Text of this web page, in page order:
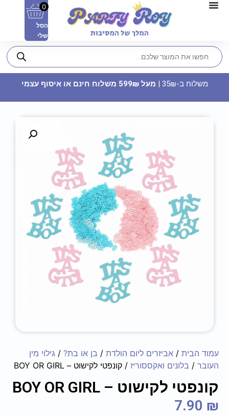
חד קרן למילוי
11.90
0
הסל
שלי
משלוח ב-35₪ | מעל 599₪ משלוח חינם או איסוף עצמי
עמוד הבית / אביזרים ליום הולדת / בן או בת? / גילוי מין
העובר / בלונים ואקססוריז / קונפטי לקישוט – BOY OR GIRL
קונפטי לקישוט – BOY OR GIRL
7.90 ₪